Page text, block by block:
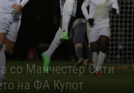
со Манчестер Сити
на ФА Купот